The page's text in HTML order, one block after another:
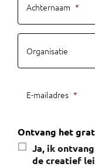
Achternaam *
Organisatie
E-mailadres *
Ontvang het
Ja, ik
de creatief